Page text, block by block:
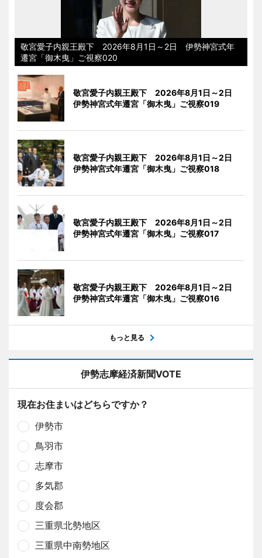
敬宮愛子内親王殿下 2026年8月1日～2日 伊勢神宮式年
遷宮「御木曳」ご視察020
敬宮愛子内親王殿下 2026年8月1日～2日
伊勢神宮式年遷宮「御木曳」ご視察019
敬宮愛子内親王殿下 2026年8月1日～2日
伊勢神宮式年遷宮「御木曳」ご視察018
敬宮愛子内親王殿下 2026年8月1日～2日
伊勢神宮式年遷宮「御木曳」ご視察017
敬宮愛子内親王殿下 2026年8月1日～2日
伊勢神宮式年遷宮「御木曳」ご視察016
もっと見る
伊勢志摩経済新聞VOTE
現在お住まいはどちらですか？
伊勢市
鳥羽市
志摩市
多気郡
度会郡
三重県北勢地区
三重県中南勢地区